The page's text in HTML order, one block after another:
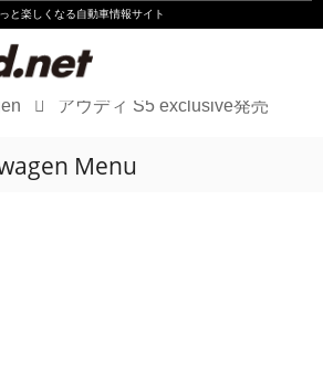
と楽しくなる自動車情報サイト
Audi
アウディ S5 exclusive発売
Menu